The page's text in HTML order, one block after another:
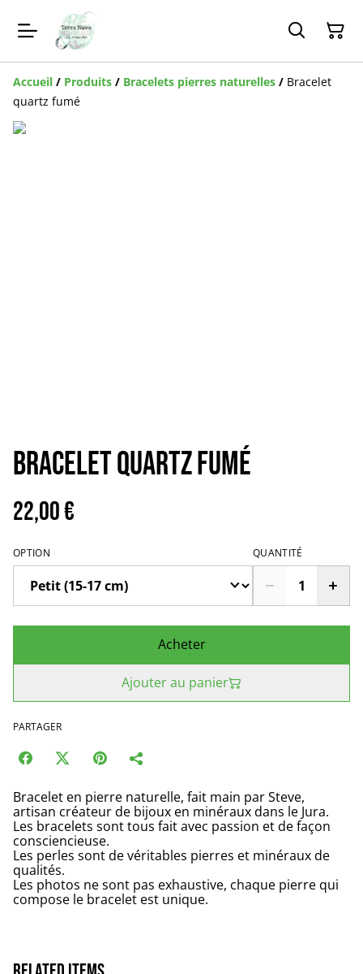
Accueil / Produits / Bracelets pierres naturelles / Bracelet
quartz fumé
Bracelet quartz fumé
22,00 €
OPTION QUANTITÉ
Acheter
Ajouter au panier
PARTAGER
Bracelet en pierre naturelle, fait main par Steve,
artisan créateur de bijoux en minéraux dans le Jura.
Les bracelets sont tous fait avec passion et de façon
consciencieuse.
Les perles sont de véritables pierres et minéraux de
qualités.
Les photos ne sont pas exhaustive, chaque pierre qui
compose le bracelet est unique.